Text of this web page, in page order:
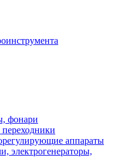
фонари
аппараты
электрогенераторы,